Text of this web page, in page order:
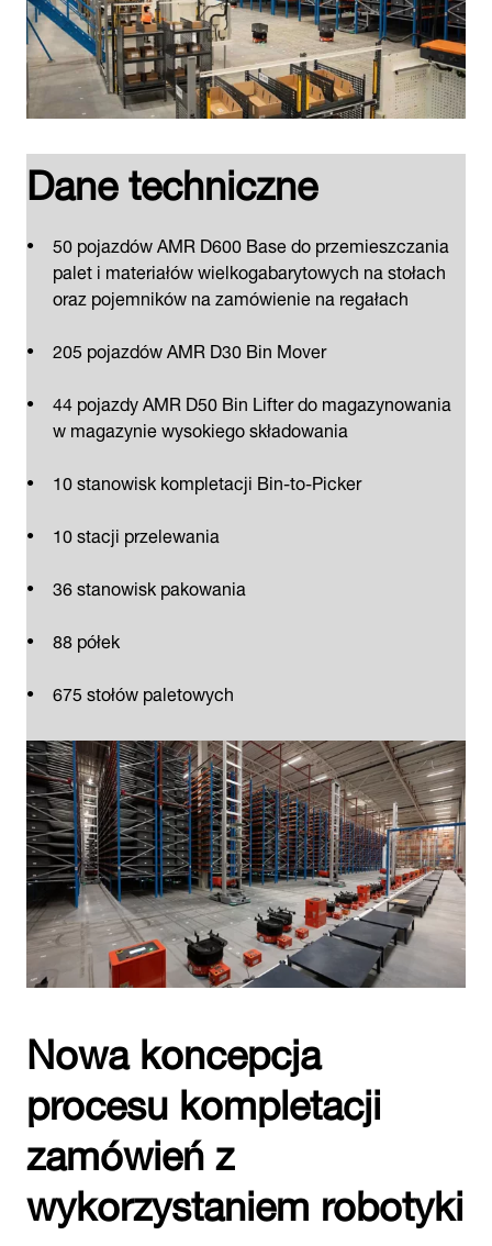
Dane techniczne
50 pojazdów AMR D600 Base do przemieszczania
palet i materiałów wielkogabarytowych na stołach
oraz pojemników na zamówienie na regałach
205 pojazdów AMR D30 Bin Mover
44 pojazdy AMR D50 Bin Lifter do magazynowania
w magazynie wysokiego składowania
10 stanowisk kompletacji Bin-to-Picker
10 stacji przelewania
36 stanowisk pakowania
88 półek
675 stołów paletowych
Nowa koncepcja
procesu kompletacji
zamówień z
wykorzystaniem robotyki